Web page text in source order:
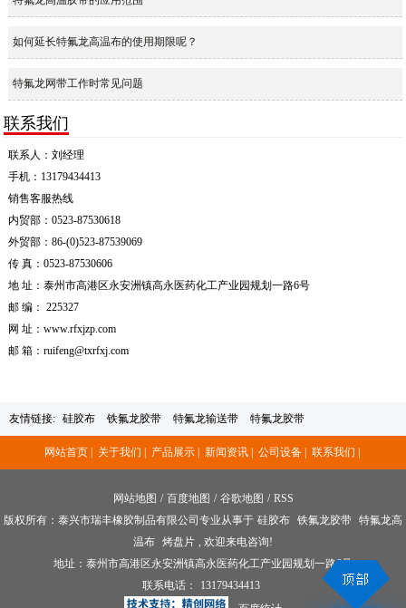
如何延长特氟龙高温布的使用期限呢？
特氟龙网带工作时常见问题
联系我们
联系人：刘经理
手机：13179434413
销售客服热线
内贸部：0523-87530618
外贸部：86-(0)523-87539069
传 真：0523-87530606
地 址：泰州市高港区永安洲镇高永医药化工产业园规划一路6号
邮 编： 225327
网 址：www.rfxjzp.com
邮 箱：ruifeng@txrfxj.com
友情链接: 硅胶布 铁氟龙胶带 特氟龙输送带 特氟龙胶带
网站首页 | 关于我们 | 产品展示 | 新闻资讯 | 公司设备 | 联系我们 |
网站地图 / 百度地图 / 谷歌地图 / RSS
版权所有：泰兴市瑞丰橡胶制品有限公司专业从事于 硅胶布 铁氟龙胶带 特氟龙高
温布 烤盘片
, 欢迎来电咨询!
地址：泰州市高港区永安洲镇高永医药化工产业园规划一路6号
联系电话：
13179434413